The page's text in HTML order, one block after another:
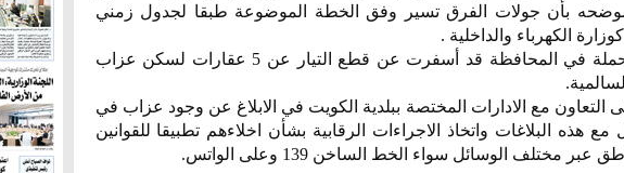
موضحه بأن جولات الفرق تسير وفق الخطة الموضوعة طبقا لجدول زمني
الكهرباء والداخلية .
وفي هذا السياق اكدت بأن حصيلة الحملة في المحافظة قد أسفرت عن قطع التيار عن 5 عقارات لسكن عزاب
التعاون مع الادارات المختصة ببلدية الكويت في الابلاغ عن وجود عزاب في
هذه البلاغات واتخاذ الاجراءات الرقابية بشأن اخلاءهم تطبيقا للقوانين
الوسائل سواء الخط الساخن 139 وعلى الواتس.